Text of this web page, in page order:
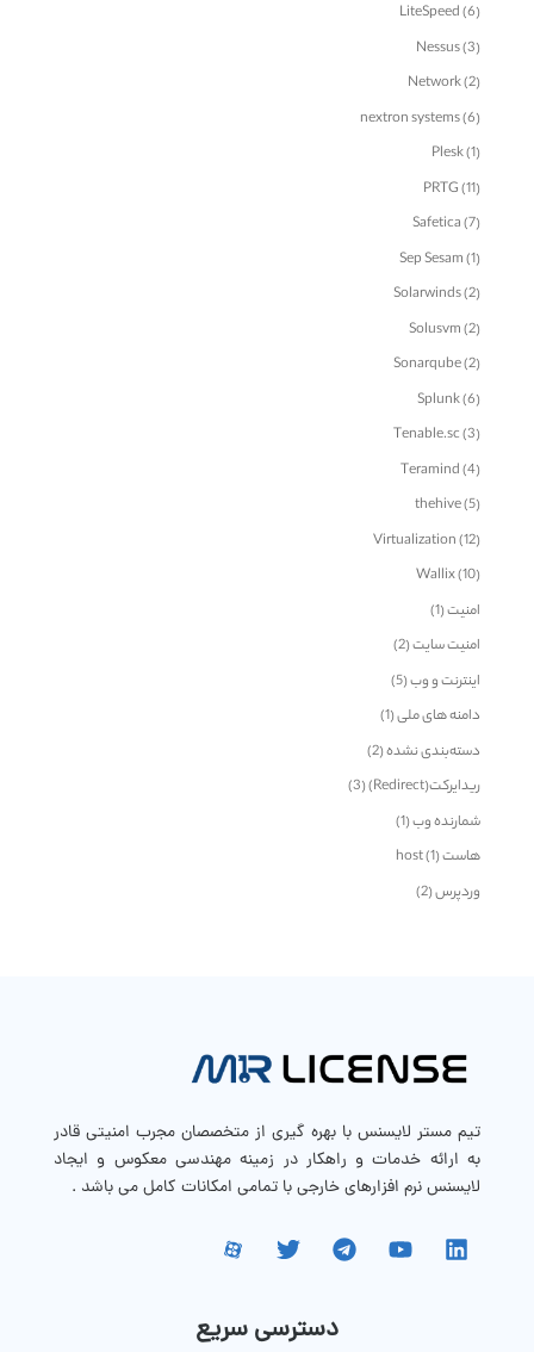
LiteSpeed(6)
Nessus(3)
Network(2)
nextron systems(6)
Plesk(1)
PRTG(11)
Safetica(7)
Sep Sesam(1)
Solarwinds(2)
Solusvm(2)
Sonarqube(2)
Splunk(6)
Tenable.sc(3)
Teramind(4)
thehive(5)
Virtualization(12)
Wallix(10)
امنیت(1)
امنیت سایت(2)
اینترنت و وب(5)
دامنه های ملی(1)
دسته‌بندی نشده(2)
ریدایرکت(Redirect)
(3)
شمارنده وب(1)
هاست host(1)
وردپرس(2)
تیم مستر لایسنس با بهره گیری از متخصصان مجرب امنیتی قادر
به ارائه خدمات و راهکار در زمینه مهندسی معکوس و ایجاد
لایسنس نرم افزارهای خارجی با تمامی امکانات کامل می باشد .
دسترسی سریع